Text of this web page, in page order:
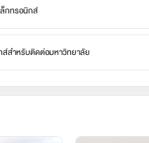
กทรอนิกส์
ส์สำหรับติดต่อมหาวิทยาลัย